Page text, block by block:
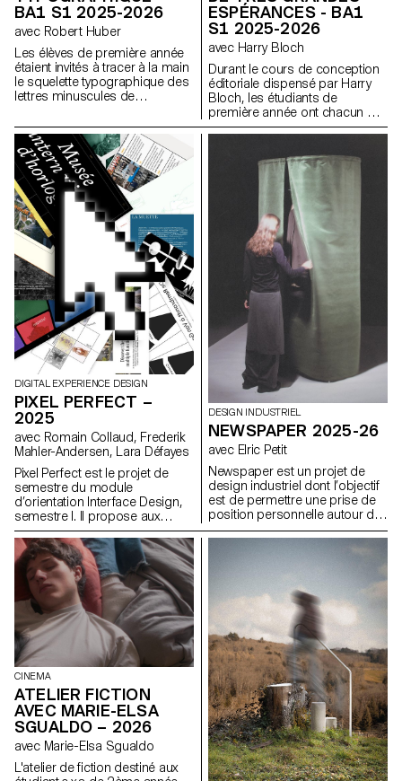
BA1 S1 2025-2026
avec Robert Huber
Les élèves de première année
étaient invités à tracer à la main
le squelette typographique des
lettres minuscules de
respecter les proportions, les
courbes et les axes
caractéristiques de chaque
lettre, tout en portant une
attention particulière à la
cohérence visuelle et à la
régularité du tracé.
ESPÉRANCES - BA1
S1 2025-2026
avec Harry Bloch
Durant le cours de conception
éditoriale dispensé par Harry
Bloch, les étudiants de
première année ont chacun mis
en page un chapitre du roman
Charles Dickens. Une édition
finale regroupant tous les
chapitres a été réalisée pour
l'occasion.
DIGITAL EXPERIENCE DESIGN
PIXEL PERFECT –
2025
avec Romain Collaud, Frederik
Mahler-Andersen, Lara Défayes
Pixel Perfect est le projet de
semestre du module
d’orientation Interface Design,
semestre I. Il propose aux
étudiant·e·s d’appliquer
concrètement les méthodes et
principes abordés dans les
cours Macro UI et Screen
Grammar, en explorant
comment les systèmes
graphiques structurent
l’expérience utilisateur digitale. À
partir de l’analyse d’un site
existant, le projet invite à une
réinterprétation critique et
créative de son identité et de sa
hiérarchie visuelles. L’enjeu est
de concevoir une interface
contemporaine, cohérente et
expressive, capable de
renouveler le design system
initial tout en respectant ses
DESIGN INDUSTRIEL
NEWSPAPER 2025-26
avec Elric Petit
Newspaper est un projet de
design industriel dont l’objectif
est de permettre une prise de
position personnelle autour du
sujet de son choix. Le projet
s’appuie sur un article issu de
spécialisé, utilisé comme point
de départ conceptuel et
critique. À travers l’analyse,
l’interprétation et la traduction
de ce contenu écrit, le projet
invite à développer une réflexion
de design, en questionnant les
enjeux, les formes et les
usages liés au thème abordé.
CINEMA
ATELIER FICTION
AVEC MARIE-ELSA
SGUALDO – 2026
avec Marie-Elsa Sgualdo
L'atelier de fiction destiné aux